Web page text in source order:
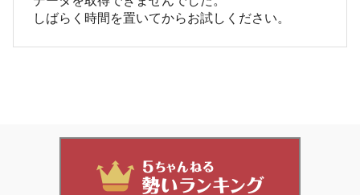
しばらく時間を置いてからお試しください。